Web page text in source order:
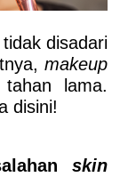
disadari
makeup
lama.
disini!
skin